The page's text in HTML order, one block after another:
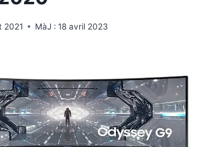
2021 MàJ : 18 avril 2023